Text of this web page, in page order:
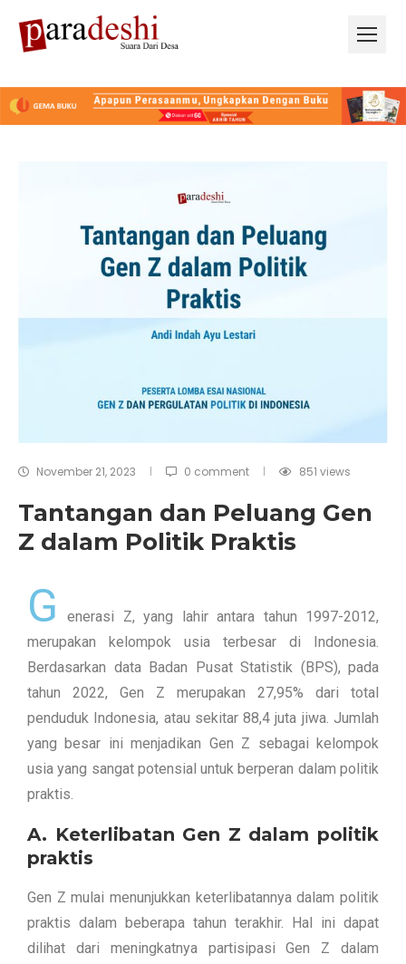
November 21, 2023 0 comment 851 views
Tantangan dan Peluang Gen
Z dalam Politik Praktis
G
enerasi Z, yang lahir antara tahun 1997-2012,
merupakan kelompok usia terbesar di Indonesia.
Berdasarkan data Badan Pusat Statistik (BPS), pada
tahun 2022, Gen Z merupakan 27,95% dari total
penduduk Indonesia, atau sekitar 88,4 juta jiwa. Jumlah
yang besar ini menjadikan Gen Z sebagai kelompok
usia yang sangat potensial untuk berperan dalam politik
praktis.
A. Keterlibatan Gen Z dalam politik
praktis
Gen Z mulai menunjukkan keterlibatannya dalam politik
praktis dalam beberapa tahun terakhir. Hal ini dapat
dilihat dari meningkatnya partisipasi Gen Z dalam